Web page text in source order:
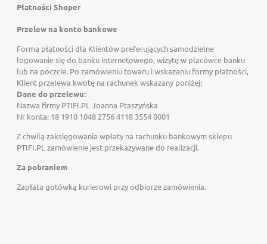
Płatności Shoper
Przelew na konto bankowe
Forma płatności dla Klientów preferujących samodzielne
logowanie się do banku internetowego, wizytę w placówce banku
lub na poczcie. Po zamówieniu towaru i wskazaniu formy płatności,
Klient przelewa kwotę na rachunek wskazany poniżej:
Dane do przelewu:
Nazwa firmy PTIFI.PL Joanna Ptaszyńska
Nr konta: 18 1910 1048 2756 4118 3554 0001
Z chwilą zaksięgowania wpłaty na rachunku bankowym sklepu
PTIFI.PL zamówienie jest przekazywane do realizacji.
Za pobraniem
Zapłata gotówką kurierowi przy odbiorze zamówienia.